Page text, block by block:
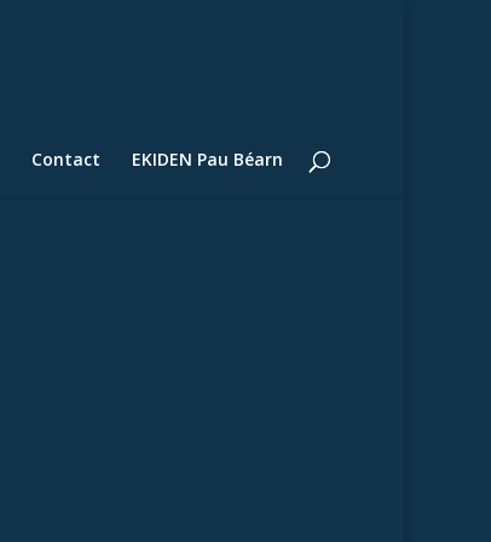
Contact EKIDEN Pau Béarn